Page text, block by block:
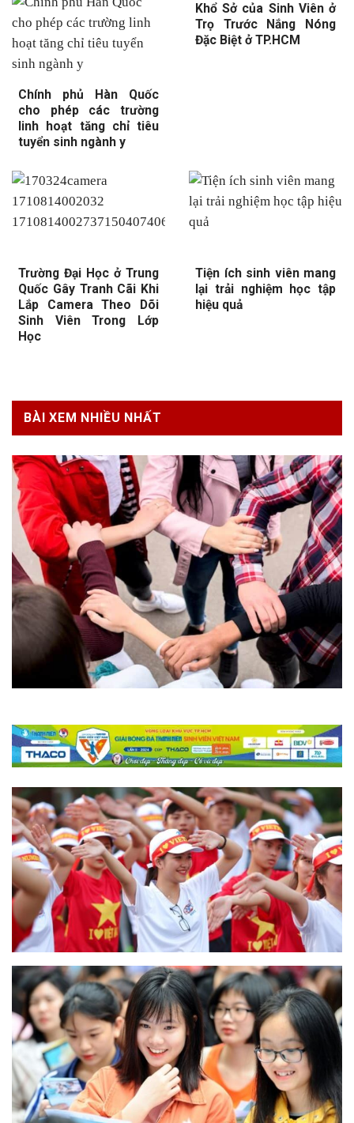
Chính phủ Hàn Quốc
cho phép các trường
linh hoạt tăng chỉ tiêu
tuyển sinh ngành y
Khổ Sở của Sinh Viên ở
Trọ Trước Nắng Nóng
Đặc Biệt ở TP.HCM
Trường Đại Học ở Trung
Quốc Gây Tranh Cãi Khi
Lắp Camera Theo Dõi
Sinh Viên Trong Lớp
Học
Tiện ích sinh viên mang
lại trải nghiệm học tập
hiệu quả
BÀI XEM NHIỀU NHẤT